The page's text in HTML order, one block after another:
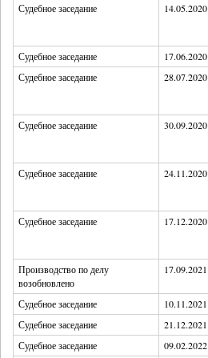
Судебное заседание
14.05.2020
Судебное заседание 17.06.2020
Судебное заседание
28.07.2020
Судебное заседание 30.09.2020
Судебное заседание 24.11.2020
Судебное заседание 17.12.2020
Производство по делу
возобновлено
17.09.2021
Судебное заседание 10.11.2021
Судебное заседание
21.12.2021
Судебное заседание
09.02.2022